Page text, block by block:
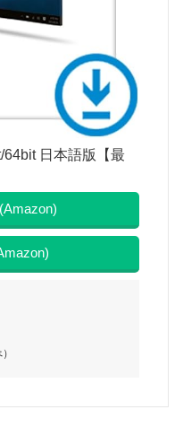
日本語版【最